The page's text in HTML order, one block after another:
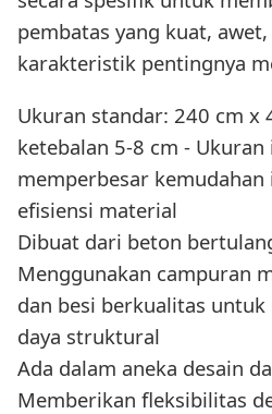
pembatas yang kuat,
karakteristik pentingnya
Ukuran standar: 240 cm x
ketebalan 5-8 cm -
memperbesar kemudahan
efisiensi material
Dibuat dari beton
Menggunakan campuran
dan besi berkualitas
daya struktural
Ada dalam aneka desain
Memberikan fleksibilitas